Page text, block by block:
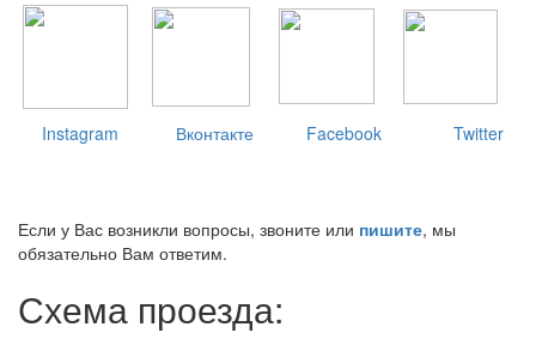
Instagram Вконтакте Facebook Twitter
Если у Вас возникли вопросы, звоните или пишите, мы
обязательно Вам ответим.
Схема проезда: